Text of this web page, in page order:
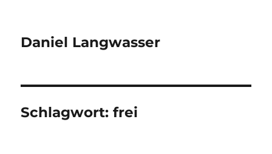
Daniel Langwasser
Schlagwort:frei